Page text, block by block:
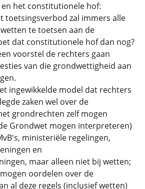
het constitutionele hof:
toetsingsverbod zal immers alle
te toetsen aan de
dat constitutionele hof dan nog?
voorstel de rechters gaan
van die grondwettigheid aan
ingewikkelde model dat rechters
zaken wel over de
grondrechten zelf mogen
Grondwet mogen interpreteren)
ministeriële regelingen,
en
maar alleen niet bij wetten;
oordelen over de
al deze regels (inclusief wetten)